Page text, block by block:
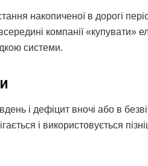
накопиченої в дорогі
компанії «купувати»
системи.
і дефіцит вночі або в
і використовується